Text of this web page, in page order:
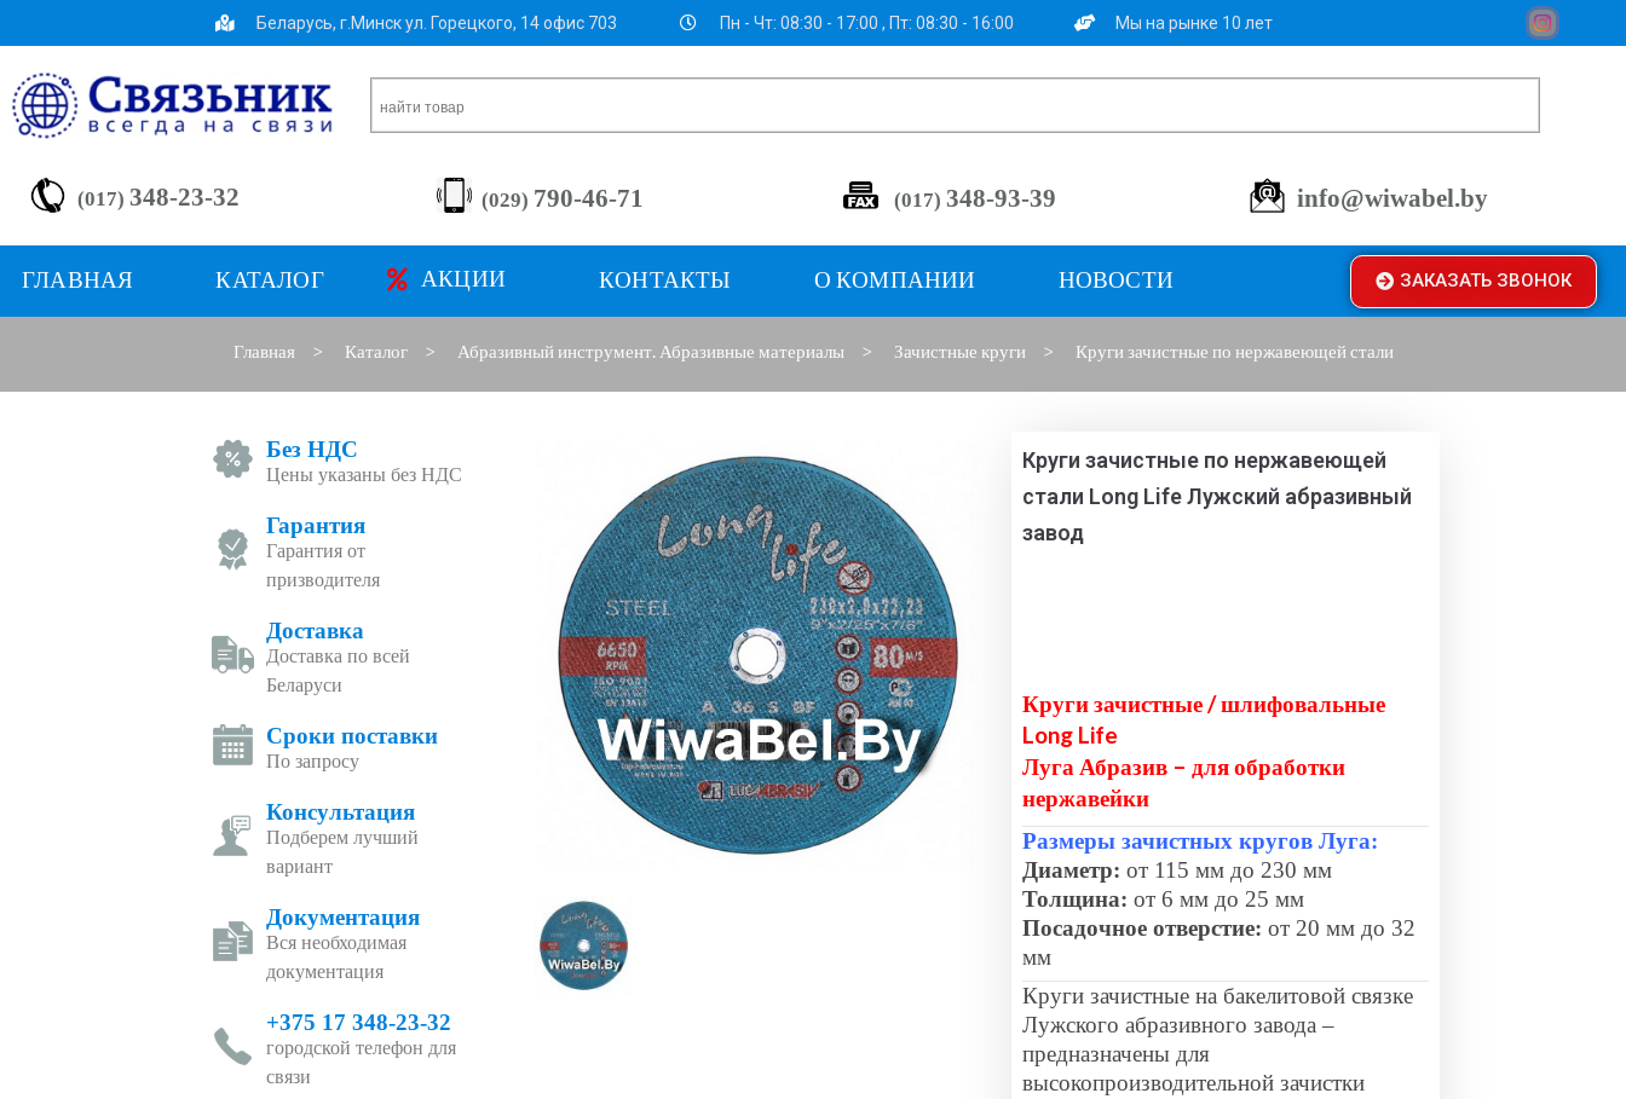
Беларусь, г.Минск ул. Горецкого, 14 офис 703 Пн - Чт: 08:30 - 17:00 , Пт: 08:30 - 16:00 Мы на рынке 10 лет
(017) 348-23-32 (029) 790-46-71 (017) 348-93-39 info@wiwabel.by
ГЛАВНАЯ КАТАЛОГ АКЦИИ КОНТАКТЫ О КОМПАНИИ НОВОСТИ ЗАКАЗАТЬ ЗВОНОК
Главная > Каталог > Абразивный инструмент. Абразивные материалы > Зачистные круги > Круги зачистные по нержавеющей стали
Без НДС
Цены указаны без НДС
Гарантия
Гарантия от
призводителя
Доставка
Доставка по всей
Беларуси
Сроки поставки
По запросу
Консультация
Подберем лучший
вариант
Документация
Вся необходимая
документация
+375 17 348-23-32
городской телефон для
связи
Круги зачистные по нержавеющей
стали Long Life Лужский абразивный
завод
Круги зачистные / шлифовальные
Long Life
Луга Абразив – для обработки
нержавейки
Размеры зачистных кругов Луга:
Диаметр: от 115 мм до 230 мм
Толщина: от 6 мм до 25 мм
Посадочное отверстие: от 20 мм до 32
мм
Круги зачистные на бакелитовой связке
Лужского абразивного завода –
предназначены для
высокопроизводительной зачистки